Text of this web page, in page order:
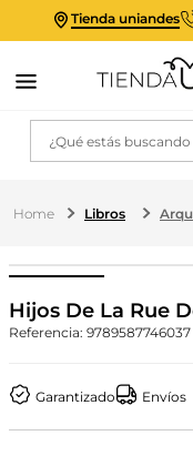
Tienda uniandes
¿Qué estás
Libros
Hijos De La Rue
Referencia: 9789587746037
Garantizado Envíos